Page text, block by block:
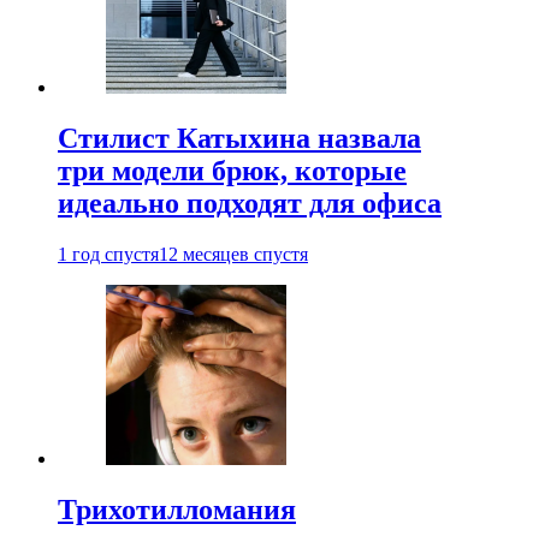
Стилист Катыхина назвала
три модели брюк, которые
идеально подходят для офиса
1 год спустя12 месяцев спустя
Трихотилломания